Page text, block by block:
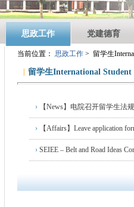
思政工作 党建德育
当前位置：思政工作 > 留学生
留学生International Student
› 【News】电院召开留学生法
› 【Affairs】Leave application
› SEIEE – Belt and Road Ideas